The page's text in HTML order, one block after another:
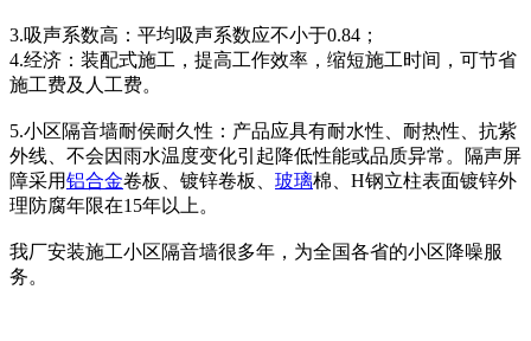
3.吸声系数高：平均吸声系数应不小于0.84；
4.经济：装配式施工，提高工作效率，缩短施工时间，可节省
施工费及人工费。
5.小区隔音墙耐侯耐久性：产品应具有耐水性、耐热性、抗紫
外线、不会因雨水温度变化引起降低性能或品质异常。隔声屏
障采用铝合金卷板、镀锌卷板、 玻璃棉、H钢立柱表面镀锌外
理防腐年限在15年以上。
我厂安装施工小区隔音墙很多年，为全国各省的小区降噪服
务。